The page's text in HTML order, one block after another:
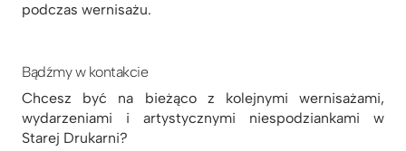
podczas wernisażu.
Bądźmy w kontakcie
Chcesz być na bieżąco z kolejnymi wernisażami,
wydarzeniami i artystycznymi niespodziankami w
Starej Drukarni?